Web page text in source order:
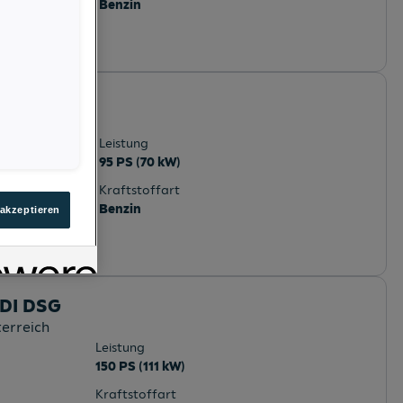
Benzin
Leistung
95 PS (70 kW)
Kraftstoffart
Benzin
DSG
Leistung
150 PS (111 kW)
Kraftstoffart